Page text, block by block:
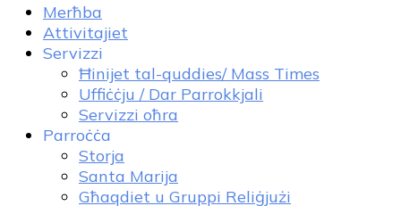
Merħba
Attivitajiet
Servizzi
Ħinijet tal-quddies/ Mass Times
Uffiċċju / Dar Parrokkjali
Servizzi oħra
Parroċċa
Storja
Santa Marija
Għaqdiet u Gruppi Reliġjużi